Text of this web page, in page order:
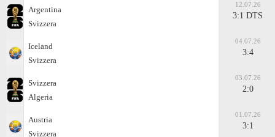
Argentina
Svizzera
12.07.26
3:1 DTS
Iceland
Svizzera
04.07.26
3:4
Svizzera
Algeria
03.07.26
2:0
Austria
Svizzera
01.07.26
3:1